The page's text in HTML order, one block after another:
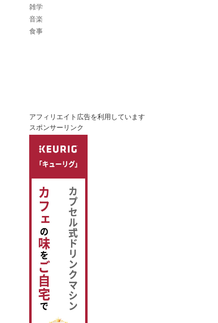
雑学
音楽
食事
アフィリエイト広告を利用しています
スポンサーリンク